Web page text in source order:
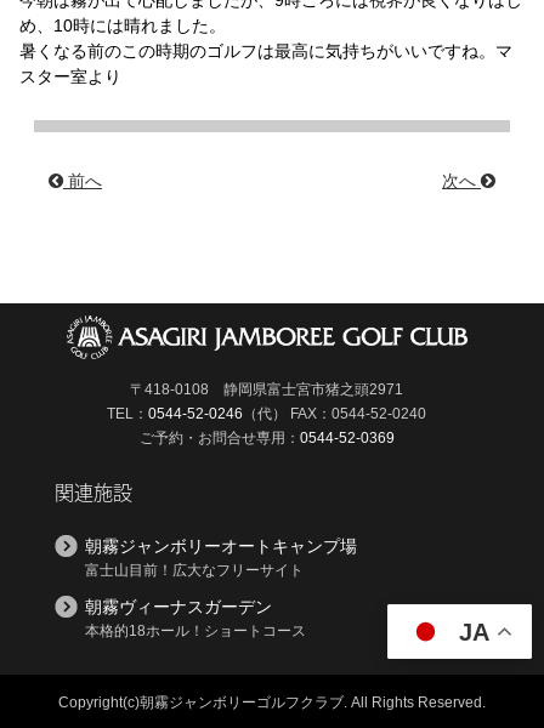
JA
め、10時には晴れました。
暑くなる前のこの時期のゴルフは最高に気持ちがいいですね。マ
スター室より
前へ 次へ
〒418-0108 静岡県富士宮市猪之頭2971
TEL：0544-52-0246 （代） FAX：0544-52-0240
ご予約・お問合せ専用： 0544-52-0369
関連施設
朝霧ジャンボリーオートキャンプ場
富士山目前！広大なフリーサイト
朝霧ヴィーナスガーデン
本格的18ホール！ショートコース
Copyright(c)朝霧ジャンボリーゴルフクラブ. All Rights Reserved.